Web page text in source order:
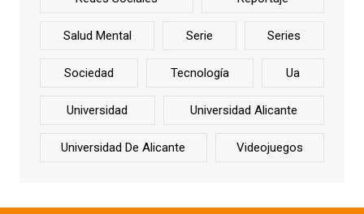
Salud Mental Serie Series
Sociedad Tecnología Ua
Universidad Universidad Alicante
Universidad De Alicante Videojuegos